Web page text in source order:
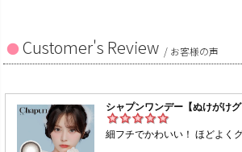
Customer's Review / お客様の声